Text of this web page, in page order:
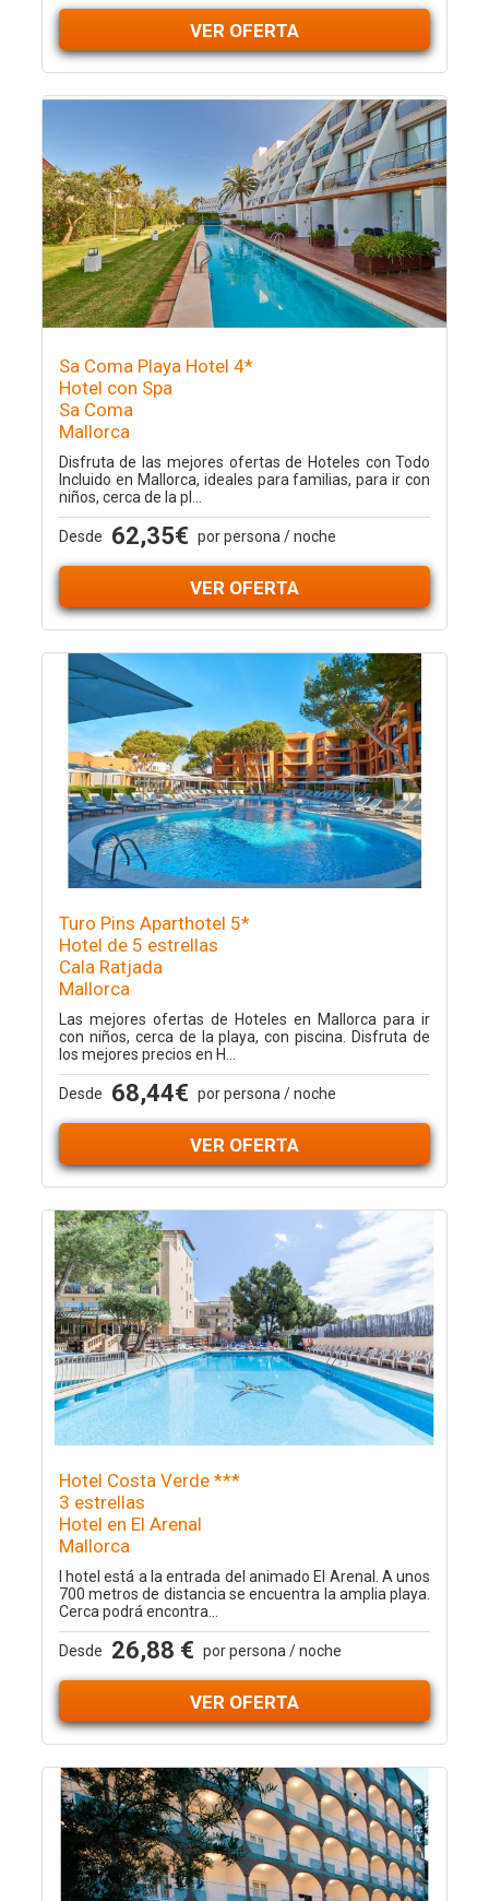
VER OFERTA
Sa Coma Playa Hotel 4*
Hotel con Spa
Sa Coma
Mallorca
Disfruta de las mejores ofertas de Hoteles con Todo
Incluido en Mallorca, ideales para familias, para ir con
niños, cerca de la pl...
Desde 62,35€ por persona / noche
VER OFERTA
Turo Pins Aparthotel 5*
Hotel de 5 estrellas
Cala Ratjada
Mallorca
Las mejores ofertas de Hoteles en Mallorca para ir
con niños, cerca de la playa, con piscina. Disfruta de
los mejores precios en H...
Desde 68,44€ por persona / noche
VER OFERTA
Hotel Costa Verde ***
3 estrellas
Hotel en El Arenal
Mallorca
l hotel está a la entrada del animado El Arenal. A unos
700 metros de distancia se encuentra la amplia playa.
Cerca podrá encontra...
Desde 26,88 € por persona / noche
VER OFERTA